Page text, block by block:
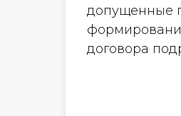
допущенные
договора